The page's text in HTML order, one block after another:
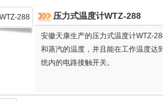
压力式温度计WTZ-288
安徽天康生产的压力式温度计WTZ-
和蒸汽的温度，并且能在工作温度达
统内的电路接触开关。